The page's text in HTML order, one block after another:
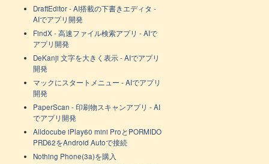
DraftEditor - AI搭載の下書きエディタ -
AIでアプリ開発
FindX - 高速ファイル検索アプリ - AIで
アプリ開発
DeKanji 文字を大きく表示 - AIでアプリ
開発
マックにスタートメニュー - AIでアプリ
開発
PaperScan - 印刷物スキャンアプリ - AI
でアプリ開発
Alldocube iPlay60 mini ProとPORMIDO
PRD62をAndroid Autoで接続
Nothing Phone(3a)を購入